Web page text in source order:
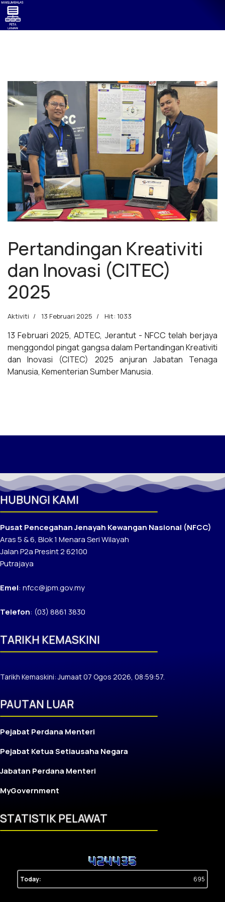
Previous Next
Pertandingan Kreativiti
dan Inovasi (CITEC)
2025
Aktiviti 13 Februari 2025 Hit: 1033
13 Februari 2025, ADTEC, Jerantut - NFCC telah berjaya
menggondol pingat gangsa dalam Pertandingan Kreativiti
dan Inovasi (CITEC) 2025 anjuran Jabatan Tenaga
Manusia, Kementerian Sumber Manusia.
HUBUNGI KAMI
Pusat Pencegahan Jenayah Kewangan Nasional (NFCC)
Aras 5 & 6, Blok 1 Menara Seri Wilayah
Jalan P2a Presint 2 62100
Putrajaya
Emel: nfcc@jpm.gov.my
Telefon: (03) 8861 3830
TARIKH KEMASKINI
Tarikh Kemaskini: Jumaat 07 Ogos 2026, 08:59:57.
PAUTAN LUAR
Pejabat Perdana Menteri
Pejabat Ketua Setiausaha Negara
Jabatan Perdana Menteri
MyGovernment
STATISTIK PELAWAT
Today: 695